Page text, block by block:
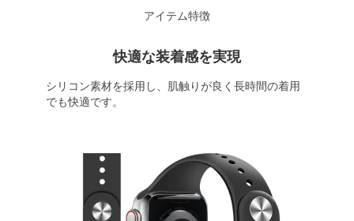
アイテム特徴
快適な装着感を実現
シリコン素材を採用し、肌触りが良く長時間の着用
でも快適です。